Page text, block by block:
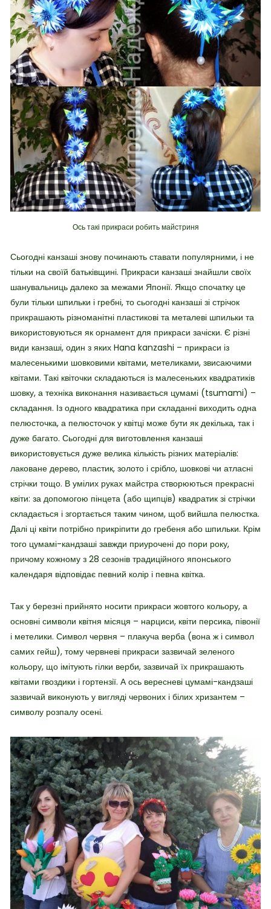
Ось такі прикраси робить майстриня
Сьогодні канзаші знову починають ставати популярними, і не
тільки на своїй батьківщині. Прикраси канзаші знайшли своїх
шанувальниць далеко за межами Японії. Якщо спочатку це
були тільки шпильки і гребні, то сьогодні канзаші зі стрічок
прикрашають різноманітні пластикові та металеві шпильки та
використовуються як орнамент для прикраси зачіски. Є різні
види канзаші, один з яких Hana kanzashi – прикраси із
малесенькими шовковими квітами, метеликами, звисаючими
квітами. Такі квіточки складаються із малесеньких квадратиків
шовку, а техніка виконання називається цумамі (tsumami) –
складання. Із одного квадратика при складанні виходить одна
пелюсточка, а пелюсточок у квітці може бути як декілька, так і
дуже багато. Сьогодні для виготовлення канзаші
використовується дуже велика кількість різних матеріалів:
лаковане дерево, пластик, золото і срібло, шовкові чи атласні
стрічки тощо. В умілих руках майстра створюються прекрасні
квіти: за допомогою пінцета (або щипців) квадратик зі стрічки
складається і згортається таким чином, щоб вийшла пелюстка.
Далі ці квіти потрібно прикріпити до гребеня або шпильки. Крім
того цумамі-кандзаші завжди приурочені до пори року,
причому кожному з 28 сезонів традиційного японського
календаря відповідає певний колір і певна квітка.
Так у березні прийнято носити прикраси жовтого кольору, а
основні символи квітня місяця – нарциси, квіти персика, півонії
і метелики. Символ червня – плакуча верба (вона ж і символ
самих гейш), тому червневі прикраси зазвичай зеленого
кольору, що імітують гілки верби, зазвичай їх прикрашають
квітами гвоздики і гортензії. А ось вересневі цумамі-кандзаші
зазвичай виконують у вигляді червоних і білих хризантем –
символу розпалу осені.